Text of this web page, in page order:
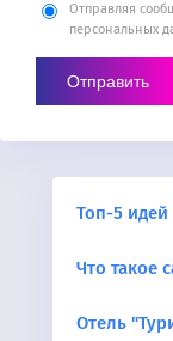
Отправляя
персональных
Топ-5 идей
Что такое
Отель